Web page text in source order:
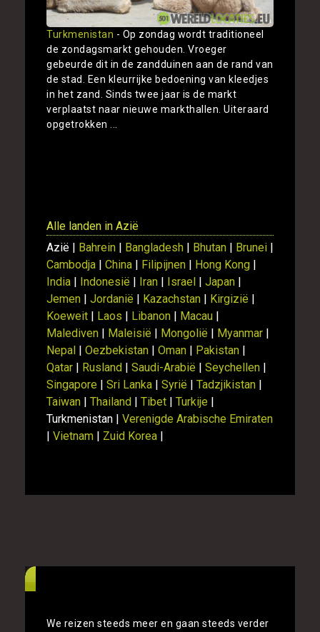
Turkmenistan - Op zondag wordt traditioneel
de zondagsmarkt gehouden. Vroeger
gebeurde dit in de zandduinen aan de rand van
de stad. Een kleurrijke bedoening van kleedjes
in het zand. Sinds twee jaar is de markt
verplaatst naar nieuwe markthallen. Uiteraard
opgetrokken ...
Alle landen in Azië
Azië | Bahrein | Bangladesh | Bhutan | Brunei |
Cambodja | China | Filipijnen | Hong Kong |
India | Indonesië | Iran | Israel | Japan |
Jemen | Jordanië | Kazachstan | Kirgizië |
Koeweit | Laos | Libanon | Macau |
Malediven | Maleisië | Mongolië | Myanmar |
Nepal | Oezbekistan | Oman | Pakistan |
Qatar | Rusland | Saudi-Arabië | Seychellen |
Singapore | Sri Lanka | Syrië | Tadzjikistan |
Taiwan | Thailand | Tibet | Turkije |
Turkmenistan | Verenigde Arabische Emiraten
| Vietnam | Zuid Korea |
Alle rondreizen Turkmenistan vergelijken
We reizen steeds meer en gaan steeds verder